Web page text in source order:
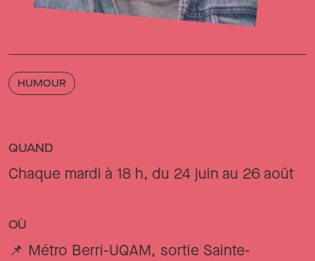
HUMOUR
QUAND
Chaque mardi à 18 h, du 24 juin au 26 août
OÙ
📌 Métro Berri-UQAM, sortie Sainte-